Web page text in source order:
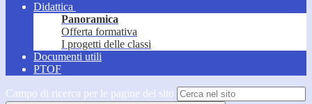
Didattica
Panoramica
Offerta formativa
I progetti delle classi
Documenti utili
PTOF
Campo di ricerca per le pagine del sito